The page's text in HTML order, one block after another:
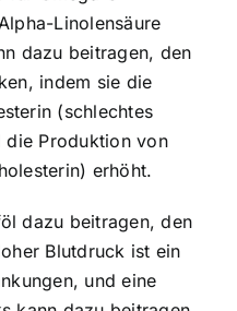
Linolensäure
dazu beitragen, den
indem sie die
(schlechtes
die Produktion von
erhöht.
dazu beitragen, den
Blutdruck ist ein
und eine